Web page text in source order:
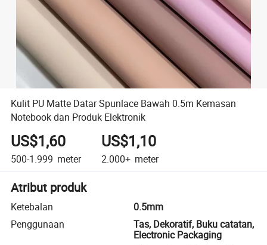
Kulit PU Matte Datar Spunlace Bawah 0.5m Kemasan
Notebook dan Produk Elektronik
US$1,60
500-1.999 meter
US$1,10
2.000+ meter
Atribut produk
Ketebalan
0.5mm
Penggunaan
Tas, Dekoratif, Buku catatan,
Electronic Packaging